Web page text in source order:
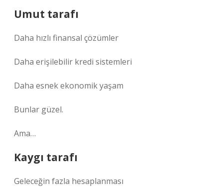
Umut tarafı
Daha hızlı finansal çözümler
Daha erişilebilir kredi sistemleri
Daha esnek ekonomik yaşam
Bunlar güzel.
Ama…
Kaygı tarafı
Geleceğin fazla hesaplanması